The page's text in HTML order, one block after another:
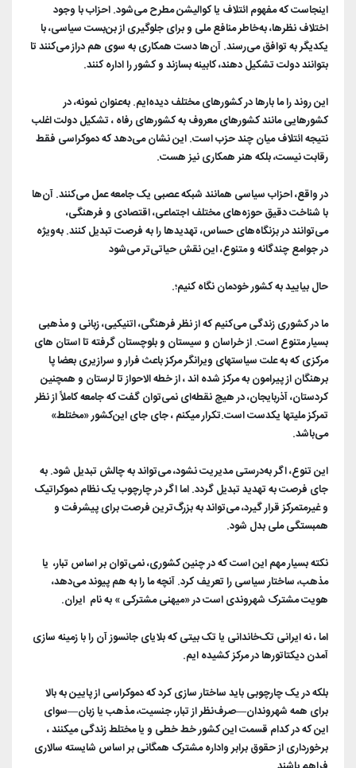
اینجاست که مفهوم ائتلاف یا کوالیشن مطرح می‌شود. احزاب با وجود
اختلاف نظرها، به‌خاطر منافع ملی و برای جلوگیری از بن‌بست سیاسی، با
یکدیگر به توافق می‌رسند. آن‌ها دست همکاری به سوی هم دراز می‌کنند تا
بتوانند دولت تشکیل دهند، کابینه بسازند و کشور را اداره کنند.
این روند را ما بارها در کشورهای مختلف دیده‌ایم. به‌عنوان نمونه، در
کشورهایی مانند کشورهای معروف به کشورهای رفاه ، تشکیل دولت اغلب
نتیجه ائتلاف میان چند حزب است. این نشان می‌دهد که دموکراسی فقط
رقابت نیست، بلکه هنر همکاری نیز هست.
در واقع، احزاب سیاسی همانند شبکه عصبی یک جامعه عمل می‌کنند. آن‌ها
با شناخت دقیق حوزه‌های مختلف اجتماعی، اقتصادی و فرهنگی،
می‌توانند در بزنگاه‌های حساس، تهدیدها را به فرصت تبدیل کنند. به‌ویژه
در جوامع چندگانه و متنوع، این نقش حیاتی‌تر می‌شود
حال بیایید به کشور خودمان نگاه کنیم؛.
ما در کشوری زندگی می‌کنیم که از نظر فرهنگی، اتنیکیی، زبانی و مذهبی
بسیار متنوع است. از خراسان و سیستان و بلوچستان گرفته تا استان های
مرکزی که به علت سیاستهای ویرانگر مرکز باعث فرار و سرازیری بعضا پا
برهنگان از پیرامون به مرکز شده اند ، از خطه الاحواز تا لرستان و همچنین
کردستان، آذربایجان، در هیچ نقطه‌ای نمی‌توان گفت که جامعه کاملاً از نظر
تمرکز ملیتها یکدست است.تکرار میکنم ، جای جای این‌کشور «مختلط»
می‌باشد.
این تنوع، اگر به‌درستی مدیریت نشود، می‌تواند به چالش تبدیل شود. به
جای فرصت به تهدید تبدیل گردد. اما اگر در چارچوب یک نظام دموکراتیک
و غیرمتمرکز قرار گیرد، می‌تواند به بزرگ‌ترین فرصت برای پیشرفت و
همبستگی ملی بدل شود.
نکته بسیار مهم این است که در چنین کشوری، نمی‌توان بر اساس تبار، یا
مذهب، ساختار سیاسی را تعریف کرد. آنچه ما را به هم پیوند می‌دهد،
هویت مشترک شهروندی است در «میهنی مشترکی » به نام ایران.
اما ، نه ایرانی تک‌خاندانی یا تک بیتی که بلایای جانسوز آن را با زمینه سازی
آمدن دیکتاتورها در مرکز کشیده ایم.
بلکه در یک چارچوبی باید ساختار سازی کرد که دموکراسی از پایین به بالا
برای همه شهروندان—صرف‌نظر از تبار، جنسیت، مذهب یا زبان—سوای
این که در کدام قسمت این کشور خط خطی و یا مختلط زندگی میکنند ،
برخورداری از حقوق برابر و‌اداره مشترک ‌‌همگانی بر اساس شایسته سالاری